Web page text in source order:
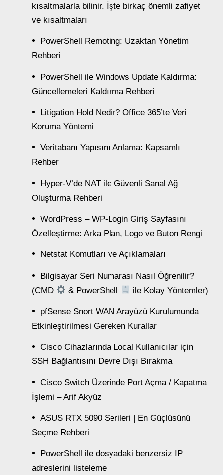
kısaltmalarla bilinir. İşte birkaç önemli zafiyet
ve kısaltmaları
PowerShell Remoting: Uzaktan Yönetim
Rehberi
PowerShell ile Windows Update Kaldırma:
Güncellemeleri Kaldırma Rehberi
Litigation Hold Nedir? Office 365’te Veri
Koruma Yöntemi
Veritabanı Yapısını Anlama: Kapsamlı
Rehber
Hyper-V’de NAT ile Güvenli Sanal Ağ
Oluşturma Rehberi
WordPress – WP-Login Giriş Sayfasını
Özelleştirme: Arka Plan, Logo ve Buton Rengi
Netstat Komutları ve Açıklamaları
Bilgisayar Seri Numarası Nasıl Öğrenilir?
(CMD
& PowerShell ile Kolay Yöntemler)
pfSense Snort WAN Arayüzü Kurulumunda
Etkinleştirilmesi Gereken Kurallar
Cisco Cihazlarında Local Kullanıcılar için
SSH Bağlantısını Devre Dışı Bırakma
Cisco Switch Üzerinde Port Açma / Kapatma
İşlemi – Arif Akyüz
ASUS RTX 5090 Serileri | En Güçlüsünü
Seçme Rehberi
PowerShell ile dosyadaki benzersiz IP
adreslerini listeleme